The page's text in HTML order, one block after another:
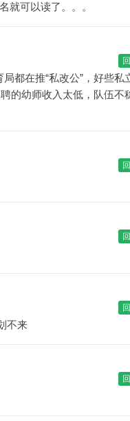
就可以读了。。。
都在推“私改公”，好些私
的幼师收入太低，队伍不
不来